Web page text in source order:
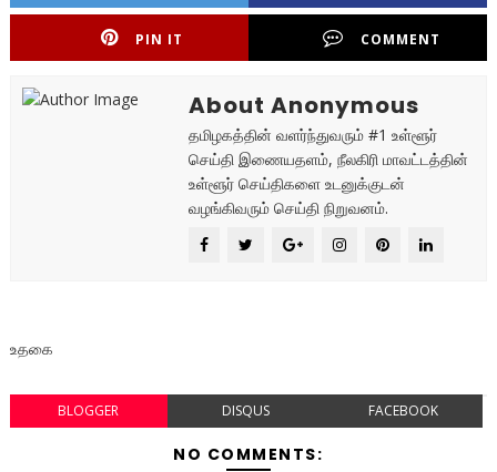
PIN IT COMMENT
About Anonymous
தமிழகத்தின் வளர்ந்துவரும் #1 உள்ளூர்
செய்தி இணையதளம், நீலகிரி மாவட்டத்தின்
உள்ளூர் செய்திகளை உடனுக்குடன்
வழங்கிவரும் செய்தி நிறுவனம்.
உதகை
BLOGGER DISQUS FACEBOOK
NO COMMENTS: